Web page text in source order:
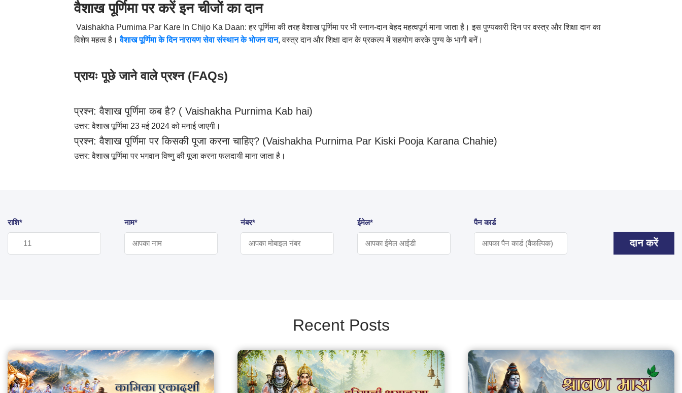
वैशाख पूर्णिमा पर करें इन चीजों का दान
Vaishakha Purnima Par Kare In Chijo Ka Daan: हर पूर्णिमा की तरह वैशाख पूर्णिमा पर भी स्नान-दान बेहद महत्वपूर्ण माना जाता है। इस पुण्यकारी दिन पर वस्त्र और शिक्षा दान का
विशेष महत्व है।वैशाख पूर्णिमा के दिन नारायण सेवा संस्थान के भोजन दान,वस्त्र दान और शिक्षा दान के प्रकल्प में सहयोग करके पुण्य के भागी बनें।
प्रायः पूछे जाने वाले प्रश्न (FAQs)
प्रश्न: वैशाख पूर्णिमा कब है? ( Vaishakha Purnima Kab hai)
उत्तर: वैशाख पूर्णिमा 23 मई 2024 को मनाई जाएगी।
प्रश्न: वैशाख पूर्णिमा पर किसकी पूजा करना चाहिए? (Vaishakha Purnima Par Kiski Pooja Karana Chahie)
उत्तर: वैशाख पूर्णिमा पर भगवान विष्णु की पूजा करना फलदायी माना जाता है।
राशि* नाम* नंबर* ईमेल* पैन कार्ड
दान करें
Recent Posts